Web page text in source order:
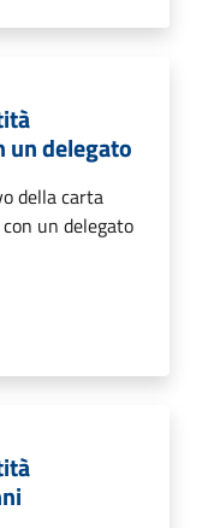
un delegato
della carta
un delegato